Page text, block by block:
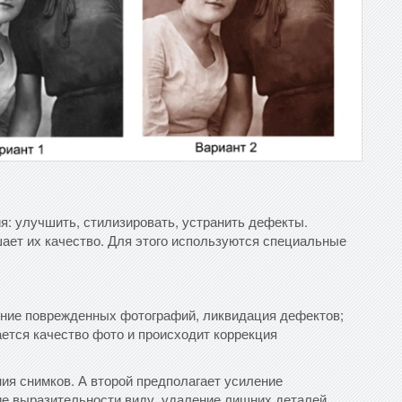
улучшить, стилизировать, устранить дефекты.
их качество. Для этого используются специальные
поврежденных фотографий, ликвидация дефектов;
качество фото и происходит коррекция
снимков. А второй предполагает усиление